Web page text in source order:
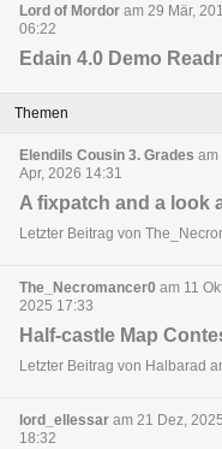
Lord of Mordor am 29 Mär,
06:22
Edain 4.0 Demo
Themen
Elendils Cousin 3. Grades am
Apr, 2026 14:31
A fixpatch and a look
Letzter Beitrag von
The_Necromancer0 am 11
2025 17:33
Half-castle Map
Letzter Beitrag von Halbarad
lord_ellessar am 21 Dez, 2025
18:32